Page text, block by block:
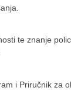
te znanje
i Priručnik za